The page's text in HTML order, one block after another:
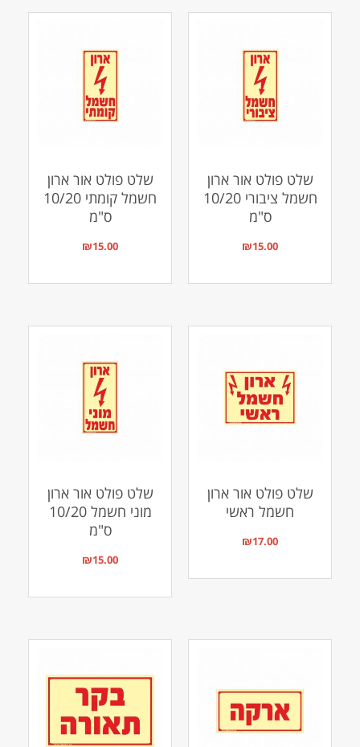
שלט פולט אור ארון
חשמל ציבורי 10/20
ס"מ
₪15.00
שלט פולט אור ארון
חשמל קומתי 10/20
ס"מ
₪15.00
שלט פולט אור ארון
חשמל ראשי
₪17.00
שלט פולט אור ארון
מוני חשמל 10/20
ס"מ
₪15.00